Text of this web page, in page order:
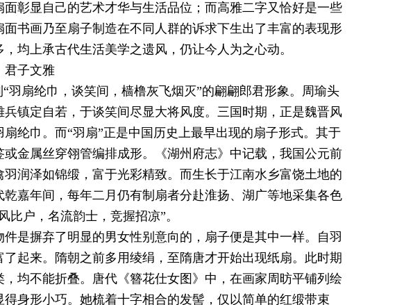
彰显自己的艺术才华与生活品位；而高雅二字又恰好是一些
书画乃至扇子制造在不同人群的诉求下生出了丰富的表现形
均上承古代生活美学之遗风，仍让今人为之心动。
君子文雅
羽扇纶巾，谈笑间，樯橹灰飞烟灭”的翩翩郎君形象。周瑜头
镇定自若，于谈笑间尽显大将风度。三国时期，正是魏晋风
纶巾。而“羽扇”正是中国历史上最早出现的扇子形式。其于
金属丝穿翎管编排成形。《湖州府志》中记载，我国公元前
润泽如锦缎，富于光彩精致。而生长于江南水乡富饶土地的
嘉年间，每年二月仍有制扇者分赴淮扬、湖广等地采集各色
比户，名流韵士，竞握招凉”。
是摒弃了明显的男女性别意向的，扇子便是其中一样。自羽
起来。隋朝之前多用绫绢，至隋唐才开始出现纸扇。此时期
均不能折叠。唐代《簪花仕女图》中，在画家周昉平铺列绘
身形小巧。她梳着十字相合的发髻，仅以简单的红缎带束